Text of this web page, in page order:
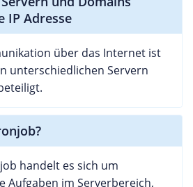
IP Adresse
über das Internet ist
unterschiedlichen Servern
handelt es sich um
Aufgaben im Serverbereich,